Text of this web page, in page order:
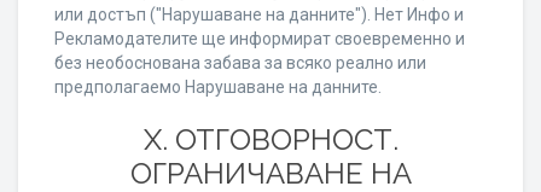
или достъп ("Нарушаване на данните"). Нет Инфо и
Рекламодателите ще информират своевременно и
без необоснована забава за всяко реално или
предполагаемо Нарушаване на данните.
X. ОТГОВОРНОСТ.
ОГРАНИЧАВАНЕ НА